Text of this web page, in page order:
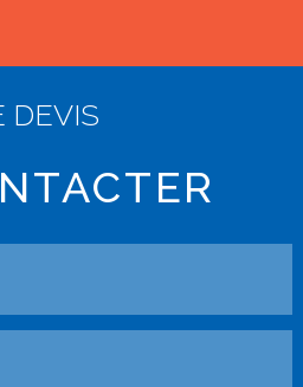
DEVIS